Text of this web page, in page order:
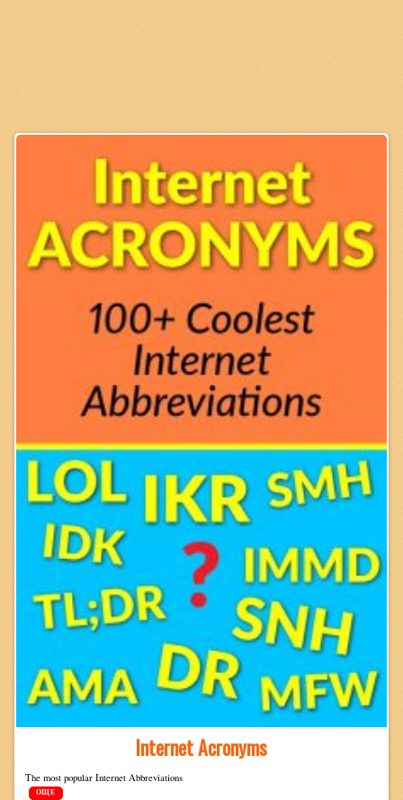
Internet Acronyms
The most pop­u­lar Inter­net Abbreviations
ОЩЕ